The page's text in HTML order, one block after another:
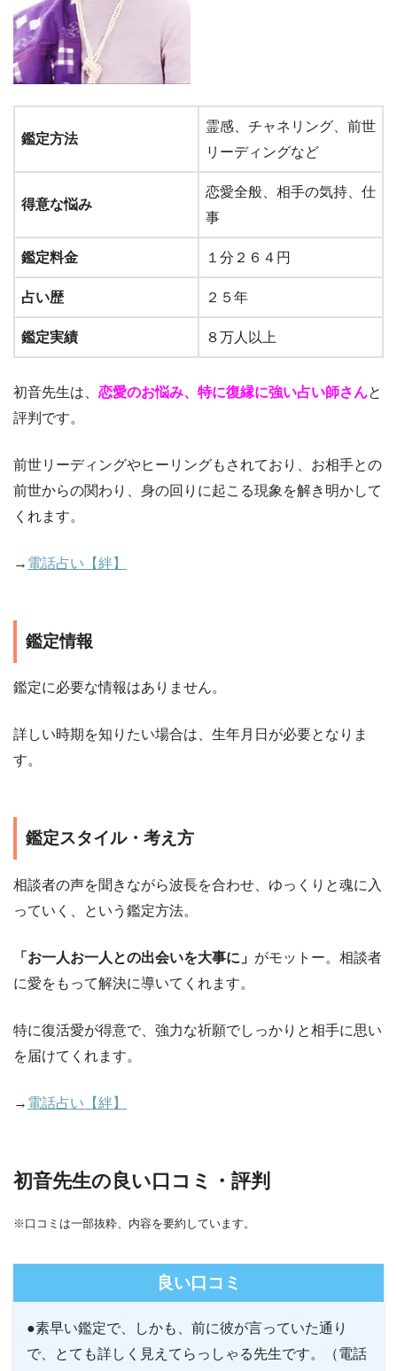
鑑定方法
霊感、チャネリング、前世
リーディングなど
得意な悩み
恋愛全般、相手の気持、仕
事
鑑定料金 １分２６４円
占い歴 ２５年
鑑定実績 ８万人以上
初音先生は、 恋愛のお悩み、特に復縁に強い占い師さんと
評判です。
前世リーディングやヒーリングもされており、お相手との
前世からの関わり、身の回りに起こる現象を解き明かして
くれます。
→ 電話占い【絆】
鑑定情報
鑑定に必要な情報はありません。
詳しい時期を知りたい場合は、生年月日が必要となりま
す。
鑑定スタイル・考え方
相談者の声を聞きながら波長を合わせ、ゆっくりと魂に入
っていく、という鑑定方法。
「お一人お一人との出会いを大事に」 がモットー。相談者
に愛をもって解決に導いてくれます。
特に復活愛が得意で、強力な祈願でしっかりと相手に思い
を届けてくれます。
→ 電話占い【絆】
初音先生の良い口コミ・評判
※口コミは一部抜粋、内容を要約しています。
良い口コミ
●素早い鑑定で、しかも、前に彼が言っていた通り
で、とても詳しく見えてらっしゃる先生です。（電話